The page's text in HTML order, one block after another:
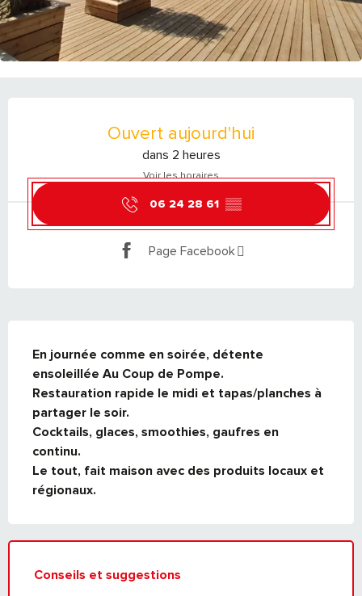
Ouvert aujourd'hui
dans 2 heures
Voir les horaires
06 24 28 61 ▒▒
Page Facebook
En journée comme en soirée, détente
ensoleillée Au Coup de Pompe.
Restauration rapide le midi et tapas/planches à
partager le soir.
Cocktails, glaces, smoothies, gaufres en
continu.
Le tout, fait maison avec des produits locaux et
régionaux.
Conseils et suggestions